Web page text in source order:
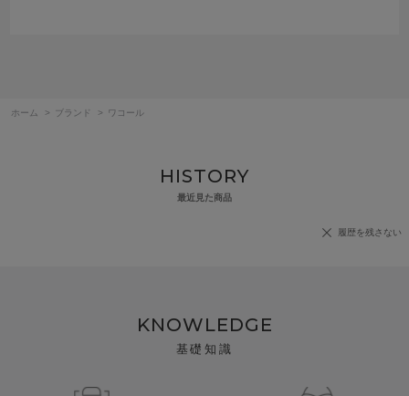
ホーム > ブランド > ワコール
HISTORY
最近見た商品
履歴を残さない
KNOWLEDGE
基礎知識